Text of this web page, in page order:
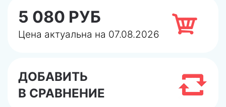
5 080 РУБ
Цена актуальна на 07.08.2026
ДОБАВИТЬ
В СРАВНЕНИЕ